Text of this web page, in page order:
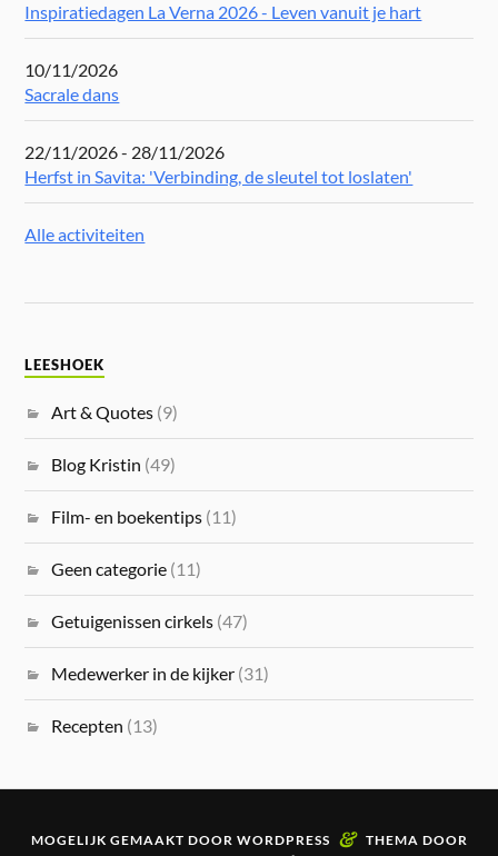
Inspiratiedagen La Verna 2026 - Leven vanuit je hart
10/11/2026
Sacrale dans
22/11/2026 - 28/11/2026
Herfst in Savita: 'Verbinding, de sleutel tot loslaten'
Alle activiteiten
LEESHOEK
Art & Quotes (9)
Blog Kristin (49)
Film- en boekentips (11)
Geen categorie (11)
Getuigenissen cirkels (47)
Medewerker in de kijker (31)
Recepten (13)
MOGELIJK GEMAAKT DOOR WORDPRESS & THEMA DOOR